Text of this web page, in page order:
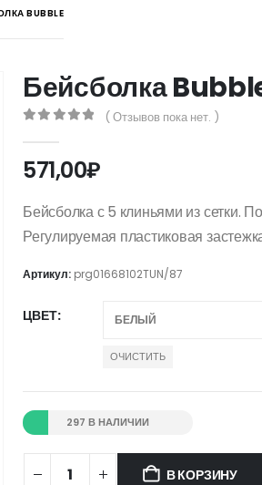
BUBBLE
Бейсболка
( Отзывов пока нет. )
571,00₽
Бейсболка с 5 клиньями из сетки.
Регулируемая пластиковая
Артикул: prg01668102TUN/87
ЦВЕТ
ОЧИСТИТЬ
297 В НАЛИЧИИ
В КОРЗИНУ